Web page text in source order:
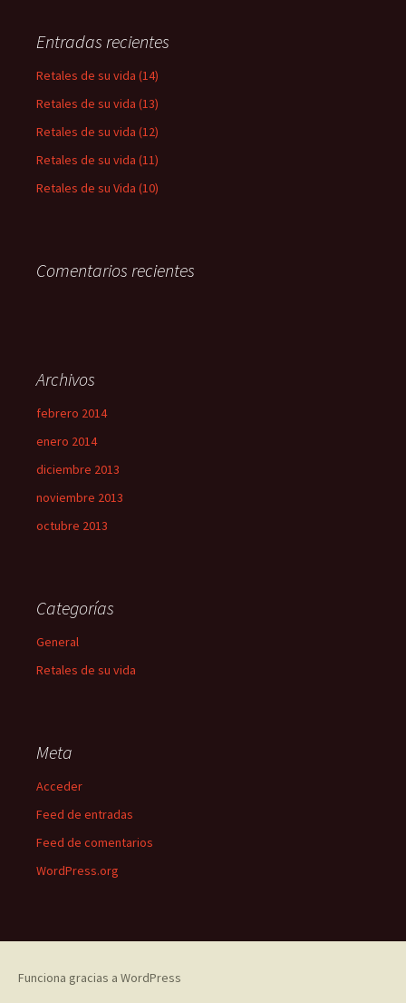
Entradas recientes
Retales de su vida (14)
Retales de su vida (13)
Retales de su vida (12)
Retales de su vida (11)
Retales de su Vida (10)
Comentarios recientes
Archivos
febrero 2014
enero 2014
diciembre 2013
noviembre 2013
octubre 2013
Categorías
General
Retales de su vida
Meta
Acceder
Feed de entradas
Feed de comentarios
WordPress.org
Funciona gracias a WordPress